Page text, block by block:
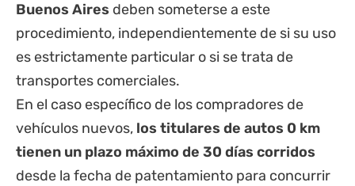
Buenos Aires deben someterse a este
procedimiento, independientemente de si su uso
es estrictamente particular o si se trata de
transportes comerciales.
En el caso específico de los compradores de
vehículos nuevos, los titulares de autos 0 km
tienen un plazo máximo de 30 días corridos
desde la fecha de patentamiento para concurrir